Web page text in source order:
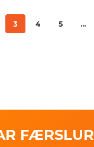
3 4 5 …
FÆRSLUR